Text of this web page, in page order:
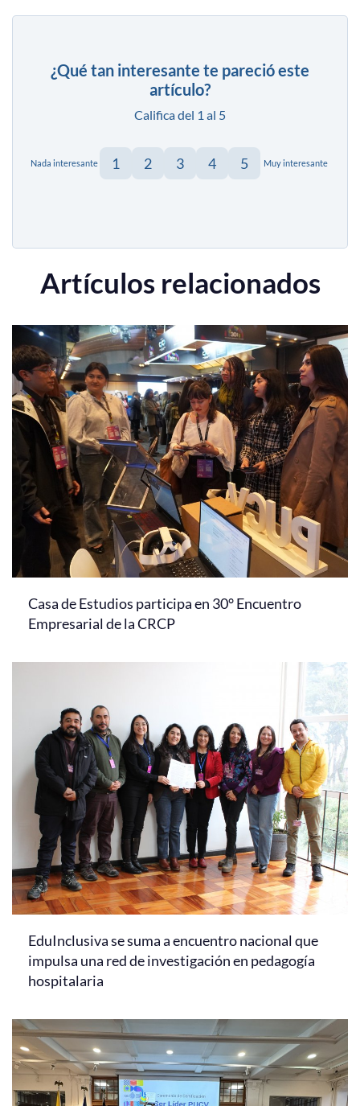
¿Qué tan interesante te pareció este
artículo?
Califica del 1 al 5
Nada interesante 1 2 3 4 5 Muy interesante
Artículos relacionados
Casa de Estudios participa en 30° Encuentro
Empresarial de la CRCP
EduInclusiva se suma a encuentro nacional que
impulsa una red de investigación en pedagogía
hospitalaria